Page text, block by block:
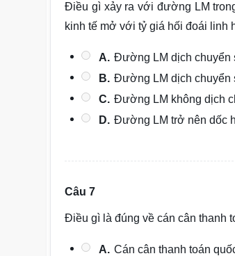
Điều gì xảy ra với đường LM
kinh tế mở với tỷ giá hối đoái linh
A. Đường LM dịch chuyển
B. Đường LM dịch chuyển
C. Đường LM không dịch
D. Đường LM trở nên dốc
Câu 7
Điều gì là đúng về cán cân thanh
A. Cán cân thanh toán